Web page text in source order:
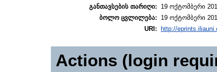
განთავსების თარიღი:
19 ოქტომბერი
ბოლო ცვლილება:
19 ოქტომბერი
URI:
http://
Actions (login